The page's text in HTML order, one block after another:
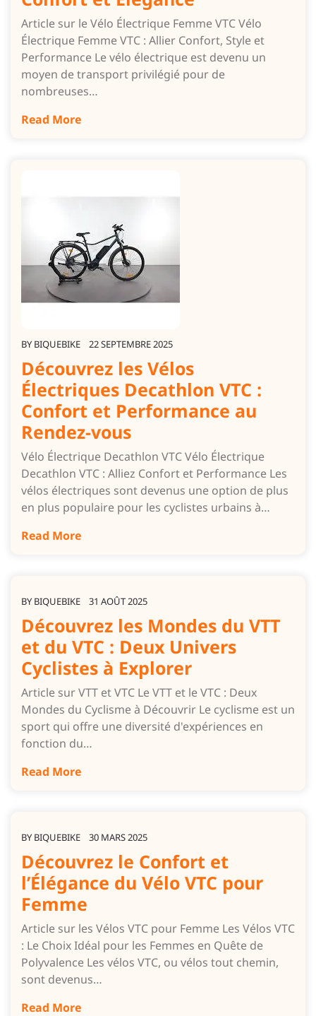
Article sur le Vélo Électrique Femme VTC Vélo
Électrique Femme VTC : Allier Confort, Style et
Performance Le vélo électrique est devenu un
moyen de transport privilégié pour de
nombreuses…
Read More
BY BIQUEBIKE 22 SEPTEMBRE 2025
Découvrez les Vélos
Électriques Decathlon VTC :
Confort et Performance au
Rendez-vous
Vélo Électrique Decathlon VTC Vélo Électrique
Decathlon VTC : Alliez Confort et Performance Les
vélos électriques sont devenus une option de plus
en plus populaire pour les cyclistes urbains à…
Read More
BY BIQUEBIKE 31 AOÛT 2025
Découvrez les Mondes du VTT
et du VTC : Deux Univers
Cyclistes à Explorer
Article sur VTT et VTC Le VTT et le VTC : Deux
Mondes du Cyclisme à Découvrir Le cyclisme est un
sport qui offre une diversité d'expériences en
fonction du…
Read More
BY BIQUEBIKE 30 MARS 2025
Découvrez le Confort et
l’Élégance du Vélo VTC pour
Femme
Article sur les Vélos VTC pour Femme Les Vélos VTC
: Le Choix Idéal pour les Femmes en Quête de
Polyvalence Les vélos VTC, ou vélos tout chemin,
sont devenus…
Read More